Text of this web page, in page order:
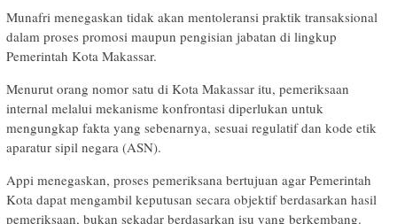
Munafri menegaskan tidak akan mentoleransi praktik transaksional
dalam proses promosi maupun pengisian jabatan di lingkup
Pemerintah Kota Makassar.
Menurut orang nomor satu di Kota Makassar itu, pemeriksaan
internal melalui mekanisme konfrontasi diperlukan untuk
mengungkap fakta yang sebenarnya, sesuai regulatif dan kode etik
aparatur sipil negara (ASN).
Appi menegaskan, proses pemeriksana bertujuan agar Pemerintah
Kota dapat mengambil keputusan secara objektif berdasarkan hasil
pemeriksaan, bukan sekadar berdasarkan isu yang berkembang.